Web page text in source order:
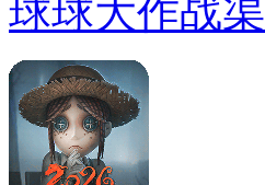
球球大作战